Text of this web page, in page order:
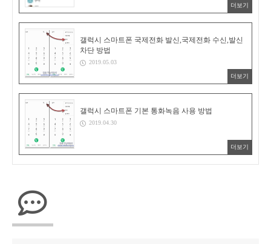
더보기
갤럭시 스마트폰 국제전화 발신,국제전화 수신,발신
차단 방법
2019.05.03
더보기
갤럭시 스마트폰 기본 통화녹음 사용 방법
2019.04.30
더보기